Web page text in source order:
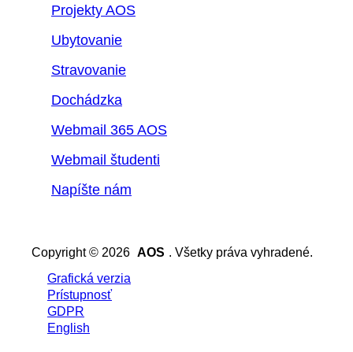
Projekty AOS
Ubytovanie
Stravovanie
Dochádzka
Webmail 365 AOS
Webmail študenti
Napíšte nám
Copyright © 2026 AOS . Všetky práva vyhradené.
Grafická verzia
Prístupnosť
GDPR
English